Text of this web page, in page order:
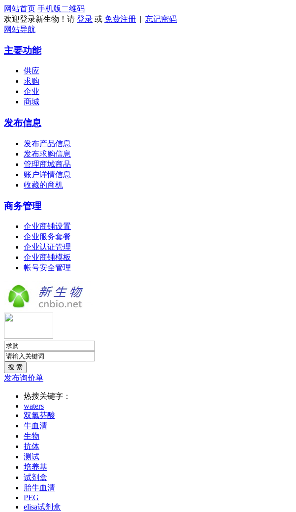
网站首页 手机版 二维码
欢迎登录新生物！请 登录 或 免费注册 | 忘记密码
网站导航
主要功能
供应
求购
企业
商城
发布信息
发布产品信息
发布求购信息
管理商城商品
账户详情信息
收藏的商机
商务管理
企业商铺设置
企业服务套餐
企业认证管理
企业商铺模板
帐号安全管理
发布询价单
热搜关键字：
waters
双氯芬酸
牛血清
生物
抗体
测试
培养基
试剂盒
胎牛血清
PEG
elisa试剂盒